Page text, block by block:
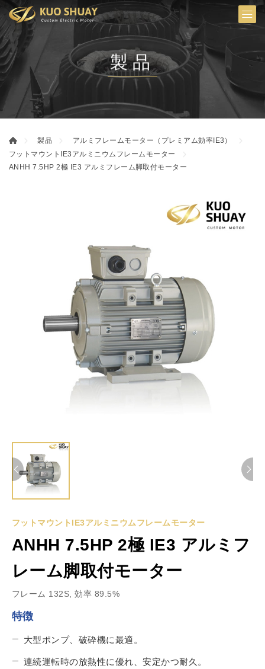
製品
製品
アルミフレームモーター（プレミアム効率IE3）
フットマウントIE3アルミニウムフレームモーター
ANHH 7.5HP 2極 IE3 アルミフレーム脚取付モーター
フットマウントIE3アルミニウムフレームモーター
ANHH 7.5HP 2極 IE3 アルミフ
レーム脚取付モーター
フレーム 132S, 効率 89.5%
特徴
大型ポンプ、破砕機に最適。
連続運転時の放熱性に優れ、安定かつ耐久。